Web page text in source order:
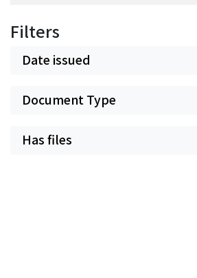
Filters
Date issued
Document Type
Has files